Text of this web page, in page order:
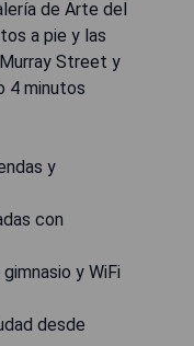
de Arte del
a pie y las
Street y
4 minutos
y
con
y WiFi
desde